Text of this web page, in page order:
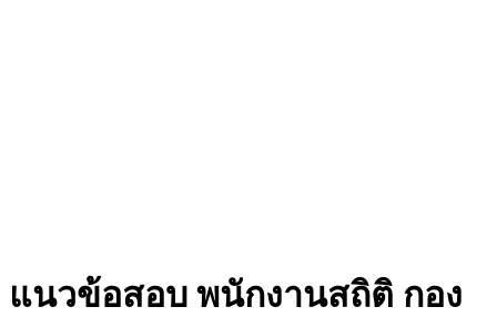
แนวข้อสอบ พนักงานสถิติ กอง